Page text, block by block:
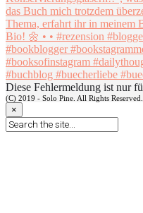
Diese Fehlermeldung ist nur
(C) 2019 - Solo Pine. All Rights Reserved.
×